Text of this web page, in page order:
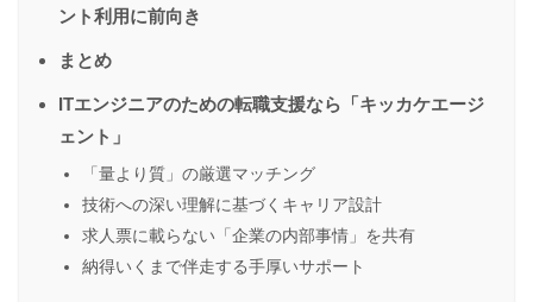
ント利用に前向き
まとめ
ITエンジニアのための転職支援なら「キッカケエージ
ェント」
「量より質」の厳選マッチング
技術への深い理解に基づくキャリア設計
求人票に載らない「企業の内部事情」を共有
納得いくまで伴走する手厚いサポート